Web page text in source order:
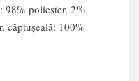
98% poliester, 2%
căptuşeală: 100%